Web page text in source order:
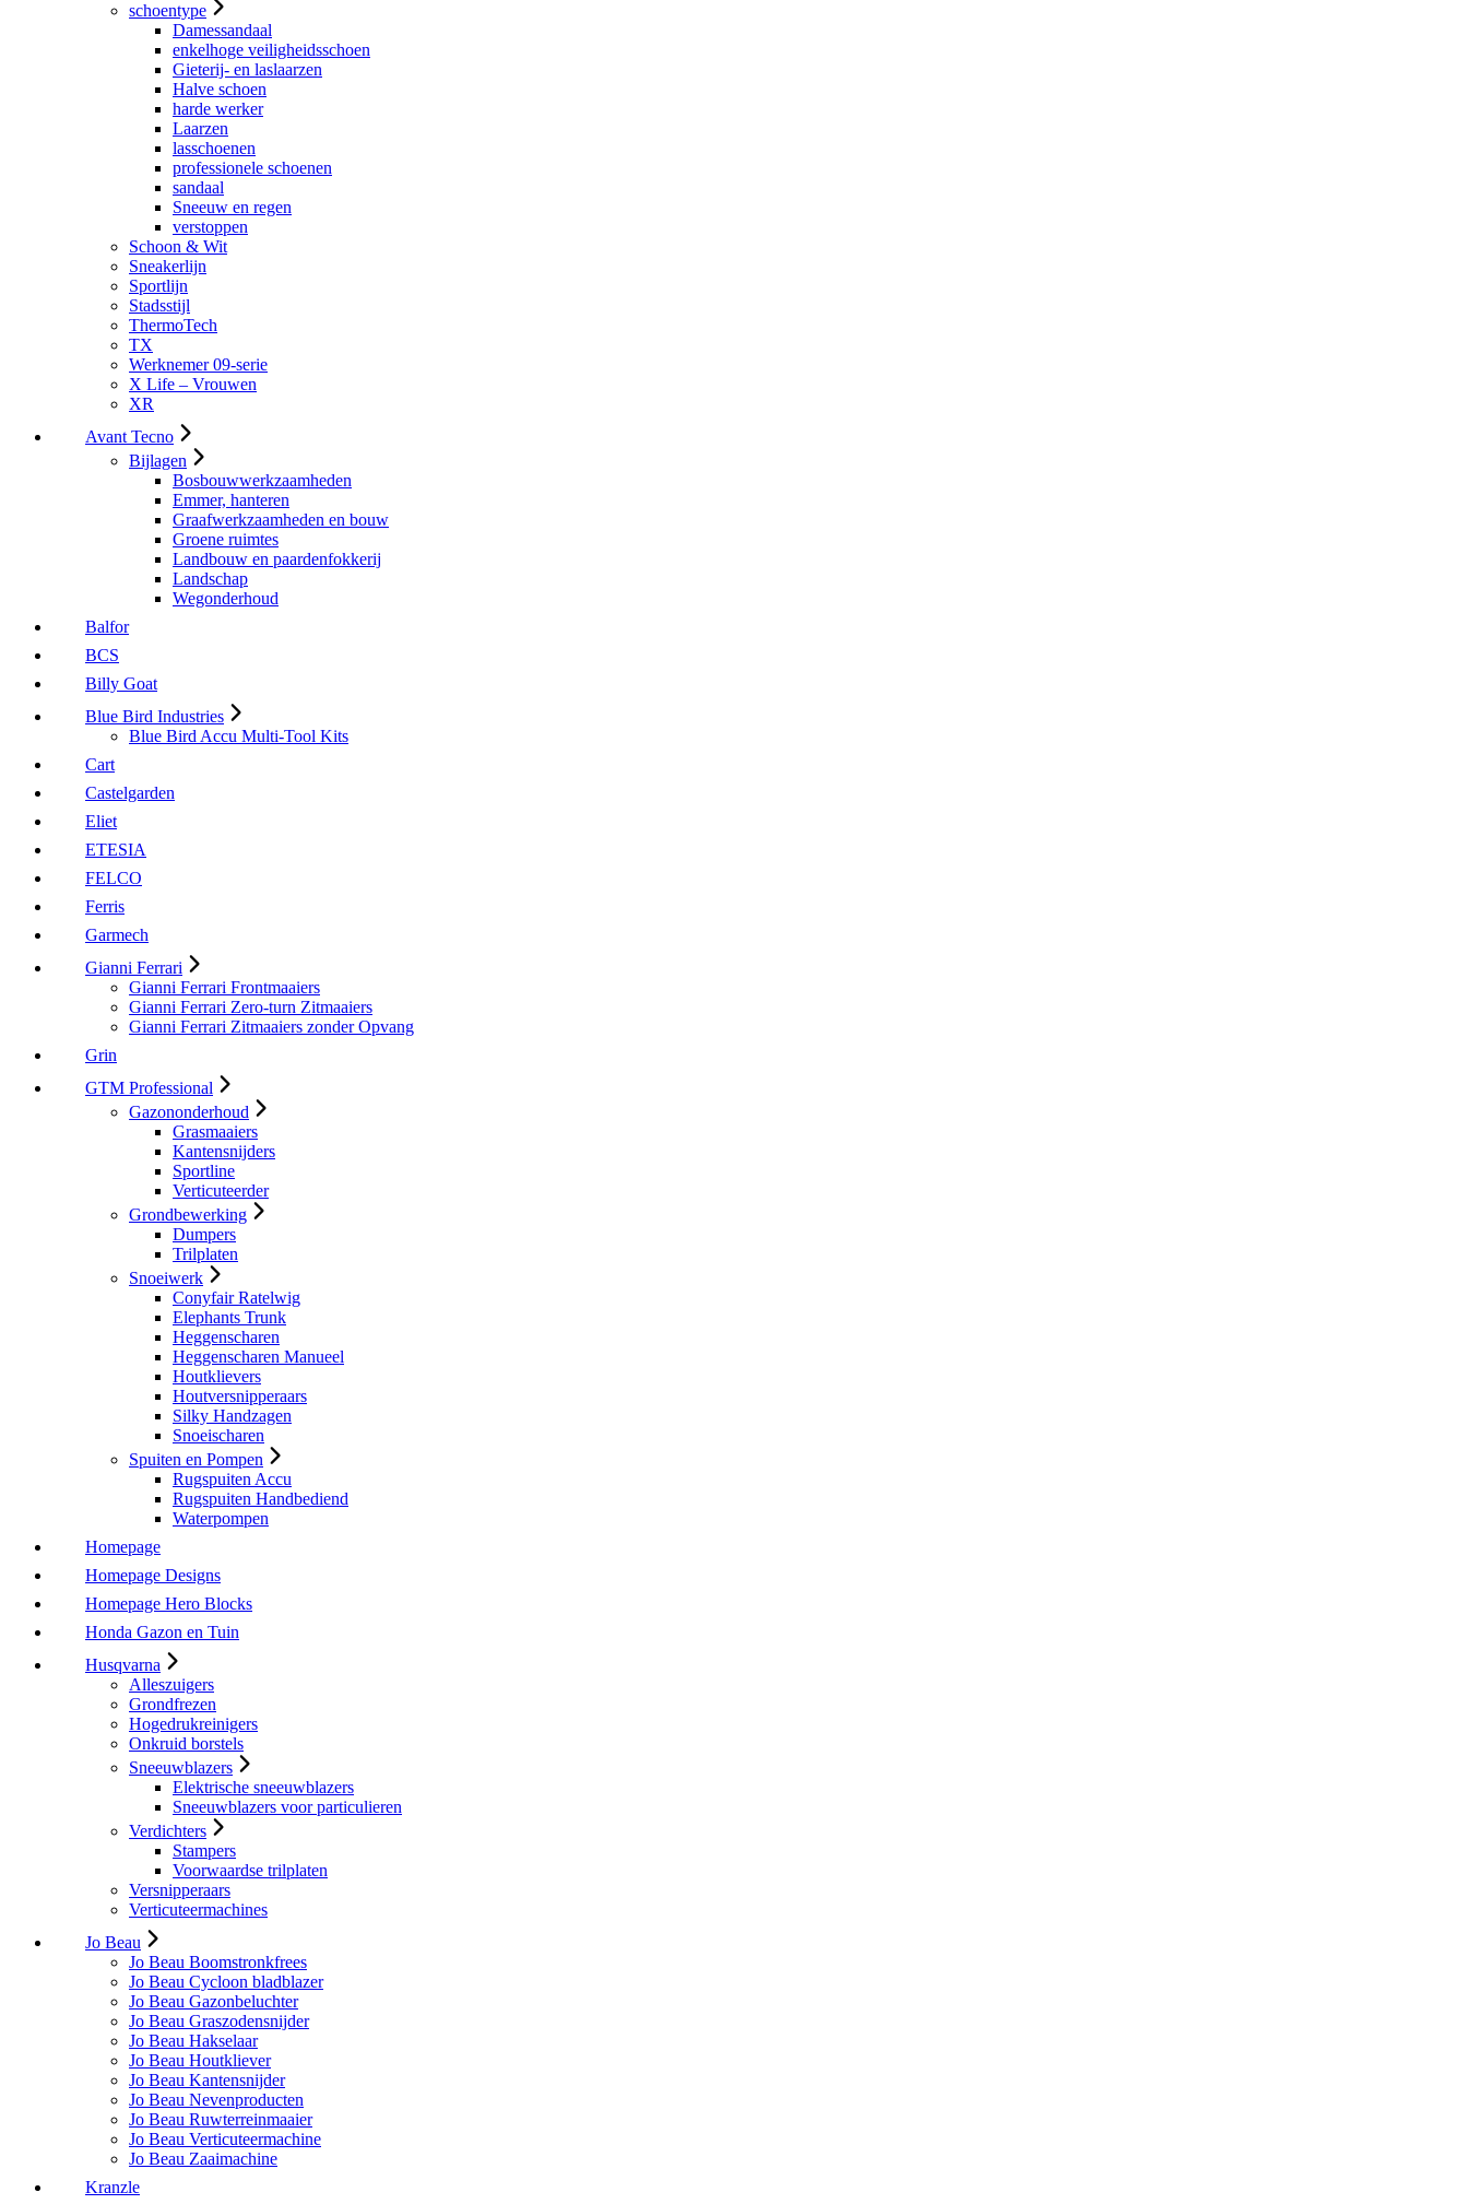
schoentype
Damessandaal
enkelhoge veiligheidsschoen
Gieterij- en laslaarzen
Halve schoen
harde werker
Laarzen
lasschoenen
professionele schoenen
sandaal
Sneeuw en regen
verstoppen
Schoon & Wit
Sneakerlijn
Sportlijn
Stadsstijl
ThermoTech
TX
Werknemer 09-serie
X Life – Vrouwen
XR
Avant Tecno
Bijlagen
Bosbouwwerkzaamheden
Emmer, hanteren
Graafwerkzaamheden en bouw
Groene ruimtes
Landbouw en paardenfokkerij
Landschap
Wegonderhoud
Balfor
BCS
Billy Goat
Blue Bird Industries
Blue Bird Accu Multi-Tool Kits
Cart
Castelgarden
Eliet
ETESIA
FELCO
Ferris
Garmech
Gianni Ferrari
Gianni Ferrari Frontmaaiers
Gianni Ferrari Zero-turn Zitmaaiers
Gianni Ferrari Zitmaaiers zonder Opvang
Grin
GTM Professional
Gazononderhoud
Grasmaaiers
Kantensnijders
Sportline
Verticuteerder
Grondbewerking
Dumpers
Trilplaten
Snoeiwerk
Conyfair Ratelwig
Elephants Trunk
Heggenscharen
Heggenscharen Manueel
Houtklievers
Houtversnipperaars
Silky Handzagen
Snoeischaren
Spuiten en Pompen
Rugspuiten Accu
Rugspuiten Handbediend
Waterpompen
Homepage
Homepage Designs
Homepage Hero Blocks
Honda Gazon en Tuin
Husqvarna
Alleszuigers
Grondfrezen
Hogedrukreinigers
Onkruid borstels
Sneeuwblazers
Elektrische sneeuwblazers
Sneeuwblazers voor particulieren
Verdichters
Stampers
Voorwaardse trilplaten
Versnipperaars
Verticuteermachines
Jo Beau
Jo Beau Boomstronkfrees
Jo Beau Cycloon bladblazer
Jo Beau Gazonbeluchter
Jo Beau Graszodensnijder
Jo Beau Hakselaar
Jo Beau Houtkliever
Jo Beau Kantensnijder
Jo Beau Nevenproducten
Jo Beau Ruwterreinmaaier
Jo Beau Verticuteermachine
Jo Beau Zaaimachine
Kranzle